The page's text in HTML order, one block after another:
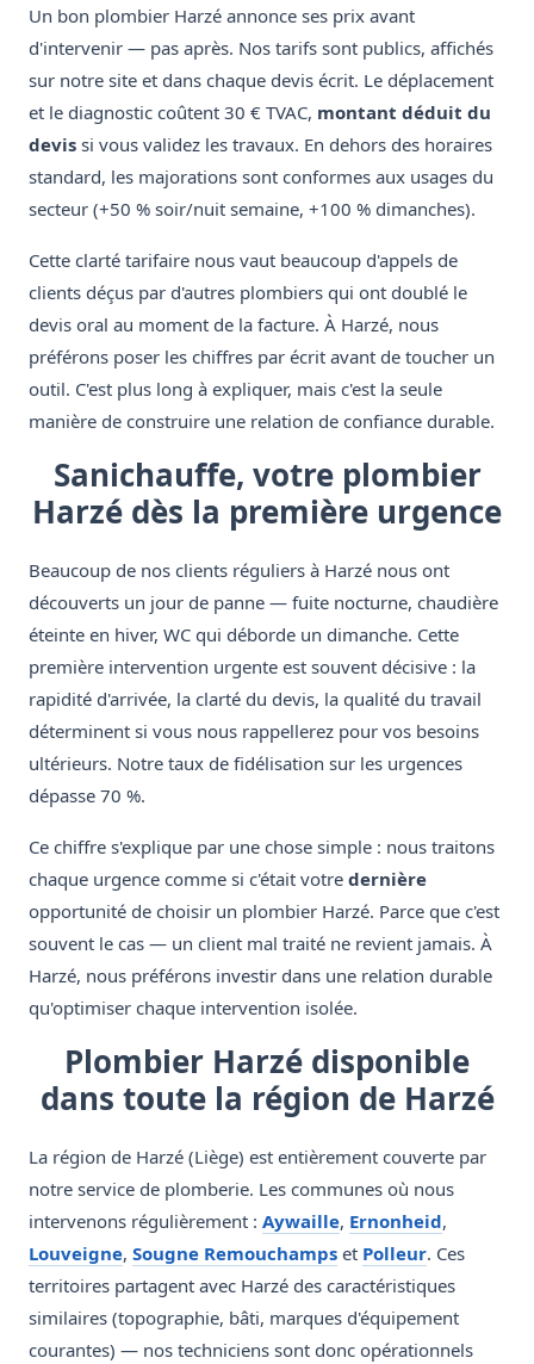
Un bon plombier Harzé annonce ses prix avant
d'intervenir — pas après. Nos tarifs sont publics, affichés
sur notre site et dans chaque devis écrit. Le déplacement
et le diagnostic coûtent 30 € TVAC, montant déduit du
devis si vous validez les travaux. En dehors des horaires
standard, les majorations sont conformes aux usages du
secteur (+50 % soir/nuit semaine, +100 % dimanches).
Cette clarté tarifaire nous vaut beaucoup d'appels de
clients déçus par d'autres plombiers qui ont doublé le
devis oral au moment de la facture. À Harzé, nous
préférons poser les chiffres par écrit avant de toucher un
outil. C'est plus long à expliquer, mais c'est la seule
manière de construire une relation de confiance durable.
Sanichauffe, votre plombier
Harzé dès la première urgence
Beaucoup de nos clients réguliers à Harzé nous ont
découverts un jour de panne — fuite nocturne, chaudière
éteinte en hiver, WC qui déborde un dimanche. Cette
première intervention urgente est souvent décisive : la
rapidité d'arrivée, la clarté du devis, la qualité du travail
déterminent si vous nous rappellerez pour vos besoins
ultérieurs. Notre taux de fidélisation sur les urgences
dépasse 70 %.
Ce chiffre s'explique par une chose simple : nous traitons
chaque urgence comme si c'était votre dernière
opportunité de choisir un plombier Harzé. Parce que c'est
souvent le cas — un client mal traité ne revient jamais. À
Harzé, nous préférons investir dans une relation durable
qu'optimiser chaque intervention isolée.
Plombier Harzé disponible
dans toute la région de Harzé
La région de Harzé (Liège) est entièrement couverte par
notre service de plomberie. Les communes où nous
intervenons régulièrement : Aywaille, Ernonheid,
Louveigne, Sougne Remouchamps et Polleur. Ces
territoires partagent avec Harzé des caractéristiques
similaires (topographie, bâti, marques d'équipement
courantes) — nos techniciens sont donc opérationnels